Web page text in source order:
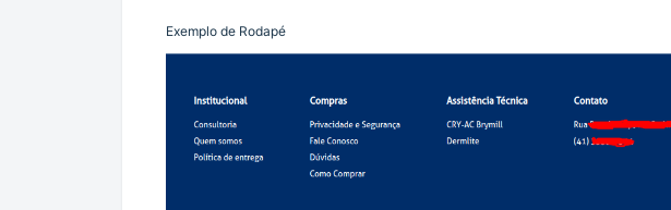
Exemplo de Rodapé